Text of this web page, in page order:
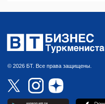
© 2026 БТ. Все права защищены.